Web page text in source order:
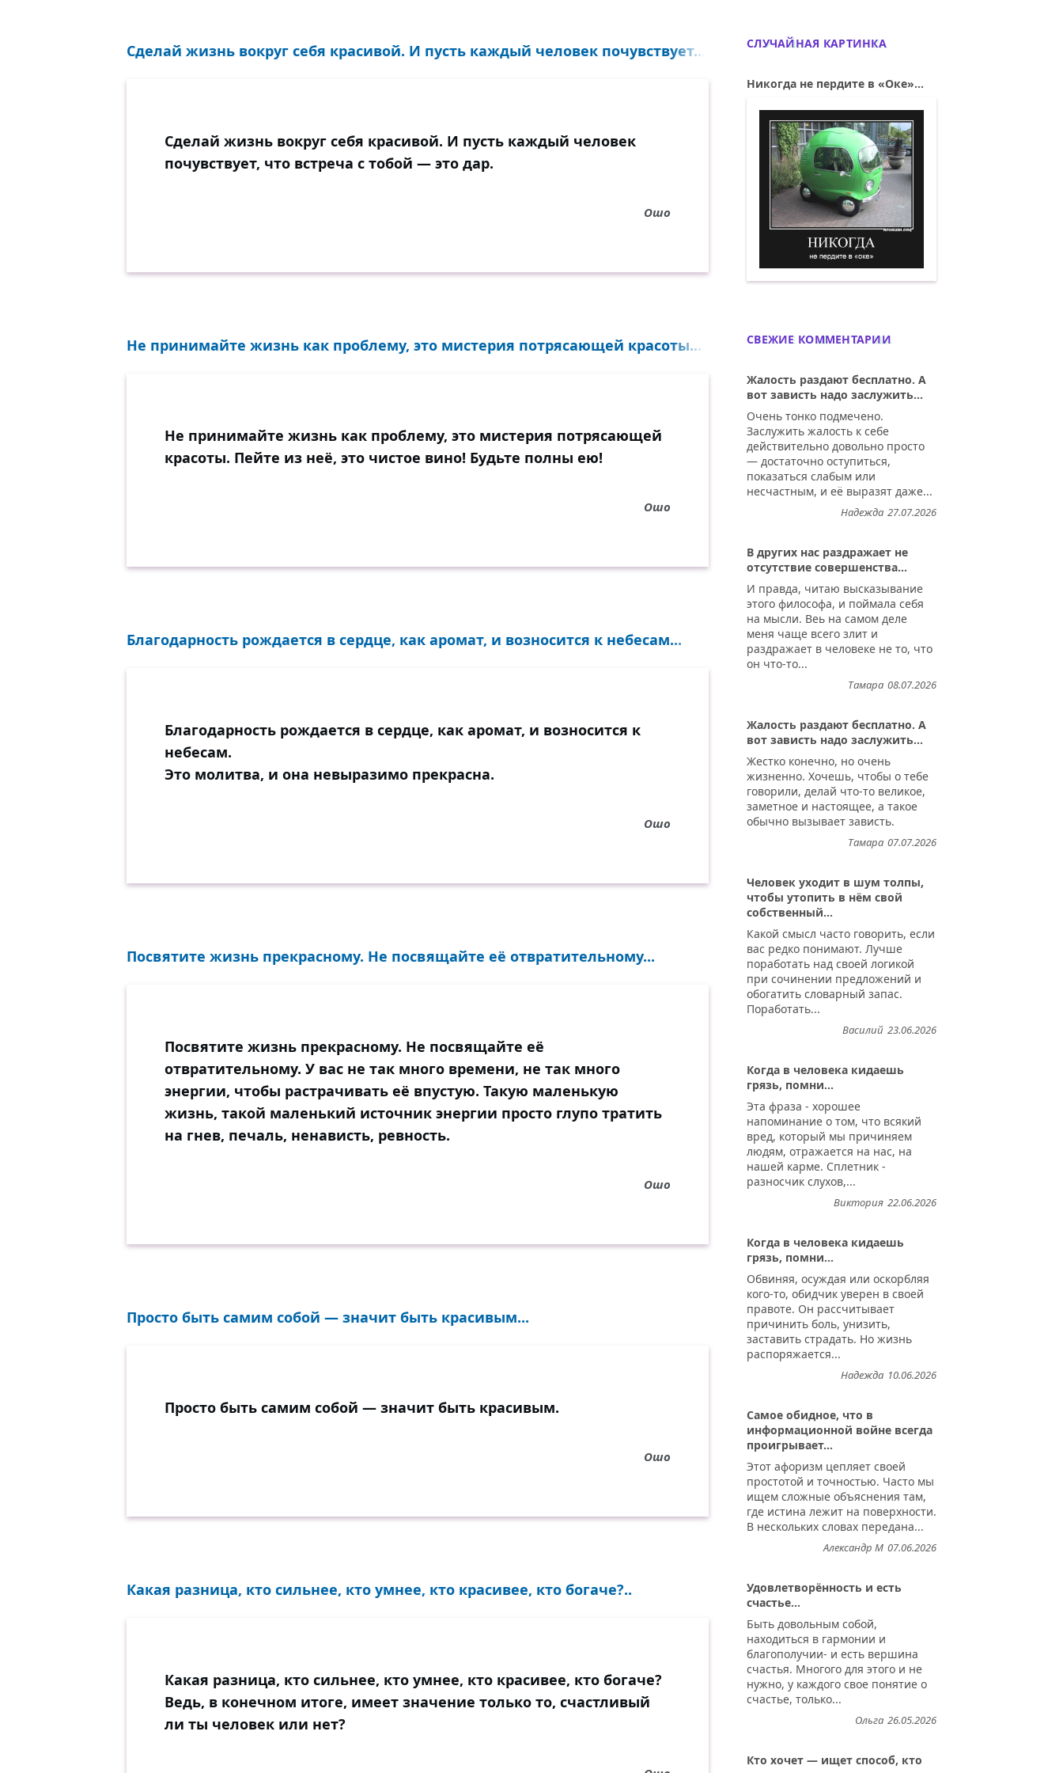
Сделай жизнь вокруг себя красивой. И пусть каждый человек почувствует...
Сделай жизнь вокруг себя красивой. И пусть каждый человек
почувствует, что встреча с тобой — это дар.
Ошо
Не принимайте жизнь как проблему, это мистерия потрясающей красоты...
Не принимайте жизнь как проблему, это мистерия потрясающей
красоты. Пейте из неё, это чистое вино! Будьте полны ею!
Ошо
Благодарность рождается в сердце, как аромат, и возносится к небесам...
Благодарность рождается в сердце, как аромат, и возносится к
небесам.
Это молитва, и она невыразимо прекрасна.
Ошо
Посвятите жизнь прекрасному. Не посвящайте её отвратительному...
Посвятите жизнь прекрасному. Не посвящайте её
отвратительному. У вас не так много времени, не так много
энергии, чтобы растрачивать её впустую. Такую маленькую
жизнь, такой маленький источник энергии просто глупо тратить
на гнев, печаль, ненависть, ревность.
Ошо
Просто быть самим собой — значит быть красивым...
Просто быть самим собой — значит быть красивым.
Ошо
Какая разница, кто сильнее, кто умнее, кто красивее, кто богаче?..
Какая разница, кто сильнее, кто умнее, кто красивее, кто богаче?
Ведь, в конечном итоге, имеет значение только то, счастливый
ли ты человек или нет?
СЛУЧАЙНАЯ КАРТИНКА
Никогда не пердите в «Оке»...
Никогда не пердите в «Оке».
СВЕЖИЕ КОММЕНТАРИИ
Жалость раздают бесплатно. А
вот зависть надо заслужить...
Очень тонко подмечено.
Заслужить жалость к себе
действительно довольно просто
— достаточно оступиться,
показаться слабым или
несчастным, и её выразят даже...
27.07.2026
Надежда
В других нас раздражает не
отсутствие совершенства...
И правда, читаю высказывание
этого философа, и поймала себя
на мысли. Веь на самом деле
меня чаще всего злит и
раздражает в человеке не то, что
он что-то...
08.07.2026
Тамара
Жалость раздают бесплатно. А
вот зависть надо заслужить...
Жестко конечно, но очень
жизненно. Хочешь, чтобы о тебе
говорили, делай что-то великое,
заметное и настоящее, а такое
обычно вызывает зависть.
07.07.2026
Тамара
Человек уходит в шум толпы,
чтобы утопить в нём свой
собственный...
Какой смысл часто говорить, если
вас редко понимают. Лучше
поработать над своей логикой
при сочинении предложений и
обогатить словарный запас.
Поработать...
23.06.2026
Василий
Когда в человека кидаешь
грязь, помни...
Эта фраза - хорошее
напоминание о том, что всякий
вред, который мы причиняем
людям, отражается на нас, на
нашей карме. Сплетник -
разносчик слухов,...
22.06.2026
Виктория
Когда в человека кидаешь
грязь, помни...
Обвиняя, осуждая или оскорбляя
кого-то, обидчик уверен в своей
правоте. Он рассчитывает
причинить боль, унизить,
заставить страдать. Но жизнь
распоряжается...
10.06.2026
Надежда
Самое обидное, что в
информационной войне всегда
проигрывает...
Этот афоризм цепляет своей
простотой и точностью. Часто мы
ищем сложные объяснения там,
где истина лежит на поверхности.
В нескольких словах передана...
07.06.2026
Александр М
Удовлетворённость и есть
счастье...
Быть довольным собой,
находиться в гармонии и
благополучии- и есть вершина
счастья. Многого для этого и не
нужно, у каждого свое понятие о
счастье, только...
26.05.2026
Ольга
Кто хочет — ищет способ, кто